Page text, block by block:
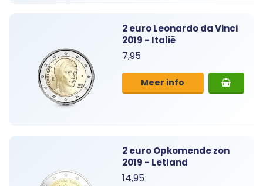
2 euro Leonardo da Vinci
2019 - Italië
7,95
Meer info
2 euro Opkomende zon
2019 - Letland
14,95